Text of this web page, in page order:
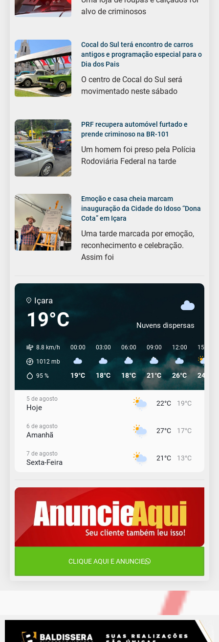
alvo de criminosos
Cocal do Sul terá encontro de carros
antigos e programação especial para o
Dia dos Pais
O centro de Cocal do Sul será
movimentado neste sábado
PRF recupera automóvel furtado e
prende criminoso na BR-101
Um homem foi preso pela Polícia
Rodoviária Federal na tarde
Emoção e casa cheia marcam
inauguração da Cidade do Idoso “Dona
Cota” em Içara
Uma tarde marcada por emoção,
reconhecimento e celebração.
Assim foi
Içara
19°C Nuvens dispersas
8.8 km/h
1012 mb
95 %
00:00
19°C
03:00
18°C
06:00
18°C
09:00
21°C
12:00
26°C
15:00
24°C
5 de agosto
Hoje 22°C 19°C
6 de agosto
Amanhã 27°C 17°C
7 de agosto
Sexta-Feira 21°C 13°C
Sábado
9 de agosto
Domingo
CLIQUE AQUI E ANUNCIE